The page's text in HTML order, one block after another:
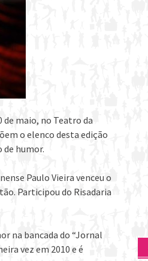
maio, no Teatro da
o elenco desta edição
de humor.
Paulo Vieira venceu o
Participou do Risadaria
na bancada do “Jornal
vez em 2010 e é